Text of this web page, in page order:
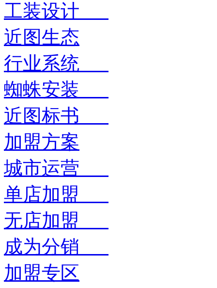
工装设计
近图生态
行业系统
蜘蛛安装
近图标书
加盟方案
城市运营
单店加盟
无店加盟
成为分销
加盟专区